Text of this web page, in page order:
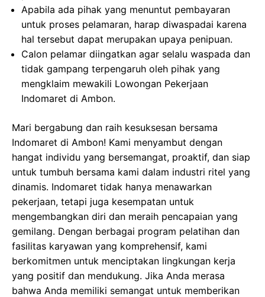
Apabila ada pihak yang menuntut pembayaran
untuk proses pelamaran, harap diwaspadai karena
hal tersebut dapat merupakan upaya penipuan.
Calon pelamar diingatkan agar selalu waspada dan
tidak gampang terpengaruh oleh pihak yang
mengklaim mewakili Lowongan Pekerjaan
Indomaret di Ambon.
Mari bergabung dan raih kesuksesan bersama
Indomaret di Ambon! Kami menyambut dengan
hangat individu yang bersemangat, proaktif, dan siap
untuk tumbuh bersama kami dalam industri ritel yang
dinamis. Indomaret tidak hanya menawarkan
pekerjaan, tetapi juga kesempatan untuk
mengembangkan diri dan meraih pencapaian yang
gemilang. Dengan berbagai program pelatihan dan
fasilitas karyawan yang komprehensif, kami
berkomitmen untuk menciptakan lingkungan kerja
yang positif dan mendukung. Jika Anda merasa
bahwa Anda memiliki semangat untuk memberikan